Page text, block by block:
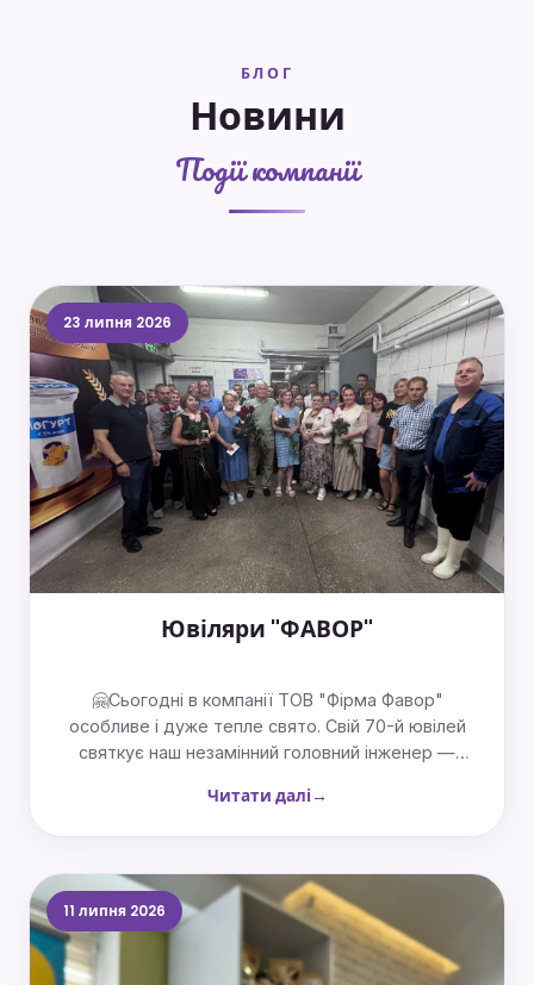
БЛОГ
Новини
Події компанії
23 липня 2026
Ювіляри "ФАВОР"
🤗Сьогодні в компанії ТОВ "Фірма Фавор"
особливе і дуже тепле свято. Свій 70-й ювілей
святкує наш незамінний головний інженер —
16 років. 🤝 За цей час Олексій Фарідович став
справжньою легендою нашого виробництва,
серцем.♥️
Читати далі
11 липня 2026